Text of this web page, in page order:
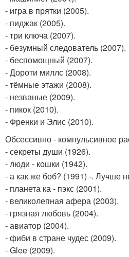
- игра в прятки (2005).
- пиджак (2005).
- три ключа (2007).
- безумный следователь (2007).
- беспомощный (2007).
- Дороти миллс (2008).
- тёмные этажи (2008).
- незваные (2009).
- пикок (2010).
- Френки и Элис (2010).
Обсессивно - компульсивное
- секреты души (1926).
- люди - кошки (1942).
- а как же боб? (1991) -. Лучше
- планета ка - пэкс (2001).
- великолепная афера (2003).
- грязная любовь (2004).
- авиатор (2004).
- фиби в стране чудес (2009).
- Glee (2009).